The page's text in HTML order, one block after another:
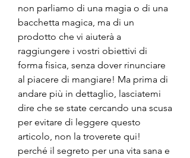
non parliamo di una magia o di una
bacchetta magica, ma di un
prodotto che vi aiuterà a
raggiungere i vostri obiettivi di
forma fisica, senza dover rinunciare
al piacere di mangiare! Ma prima di
andare più in dettaglio, lasciatemi
dire che se state cercando una scusa
per evitare di leggere questo
articolo, non la troverete qui!
perché il segreto per una vita sana e